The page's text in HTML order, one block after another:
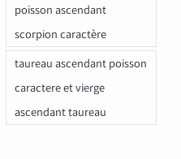
poisson ascendant
scorpion caractère
taureau ascendant poisson
caractere et vierge
ascendant taureau